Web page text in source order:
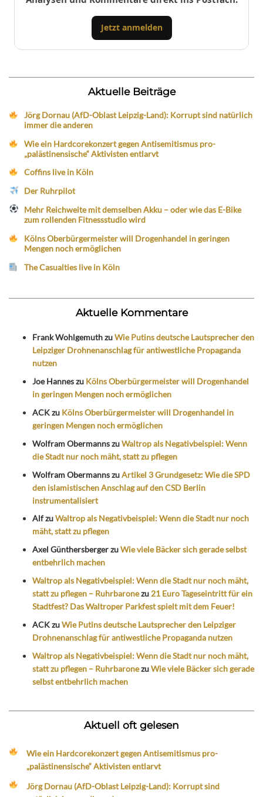
Jetzt anmelden
Aktuelle Beiträge
Jörg Dornau (AfD-Oblast Leipzig-Land): Korrupt sind natürlich
immer die anderen
Wie ein Hardcorekonzert gegen Antisemitismus pro-
„palästinensische“ Aktivisten entlarvt
Coffins live in Köln
Der Ruhrpilot
Mehr Reichweite mit demselben Akku – oder wie das E-Bike
zum rollenden Fitnessstudio wird
Kölns Oberbürgermeister will Drogenhandel in geringen
Mengen noch ermöglichen
The Casualties live in Köln
Aktuelle Kommentare
Frank WohlgemuthzuWie Putins deutsche Lautsprecher den
Leipziger Drohnenanschlag für antiwestliche Propaganda
nutzen
Joe Hanneszu Kölns Oberbürgermeister will Drogenhandel
in geringen Mengen noch ermöglichen
ACKzu Kölns Oberbürgermeister will Drogenhandel in
geringen Mengen noch ermöglichen
Wolfram ObermannszuWaltrop als Negativbeispiel: Wenn
die Stadt nur noch mäht, statt zu pflegen
Wolfram ObermannszuArtikel 3 Grundgesetz: Wie die SPD
den islamistischen Anschlag auf den CSD Berlin
instrumentalisiert
AlfzuWaltrop als Negativbeispiel: Wenn die Stadt nur noch
mäht, statt zu pflegen
Axel GünthersbergerzuWie viele Bäcker sich gerade selbst
entbehrlich machen
Waltrop als Negativbeispiel: Wenn die Stadt nur noch mäht,
statt zu pflegen – Ruhrbaronezu 21 Euro Tageseintritt für ein
Stadtfest? Das Waltroper Parkfest spielt mit dem Feuer!
ACKzuWie Putins deutsche Lautsprecher den Leipziger
Drohnenanschlag für antiwestliche Propaganda nutzen
Waltrop als Negativbeispiel: Wenn die Stadt nur noch mäht,
statt zu pflegen – RuhrbaronezuWie viele Bäcker sich gerade
selbst entbehrlich machen
Aktuell oft gelesen
Wie ein Hardcorekonzert gegen Antisemitismus pro-
„palästinensische“ Aktivisten entlarvt
Jörg Dornau (AfD-Oblast Leipzig-Land): Korrupt sind